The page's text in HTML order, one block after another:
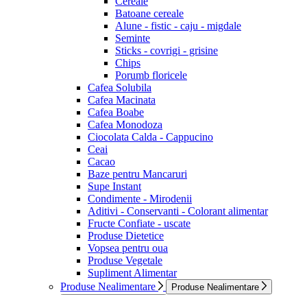
Batoane cereale
Alune - fistic - caju - migdale
Seminte
Sticks - covrigi - grisine
Chips
Porumb floricele
Cafea Solubila
Cafea Macinata
Cafea Boabe
Cafea Monodoza
Ciocolata Calda - Cappucino
Ceai
Cacao
Baze pentru Mancaruri
Supe Instant
Condimente - Mirodenii
Aditivi - Conservanti - Colorant alimentar
Fructe Confiate - uscate
Produse Dietetice
Vopsea pentru oua
Produse Vegetale
Supliment Alimentar
Produse Nealimentare
Produse Nealimentare